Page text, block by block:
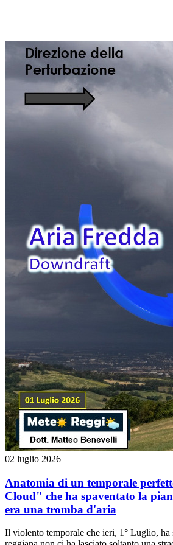
02 luglio 2026
Anatomia di un temporale
Cloud" che ha spaventato la
era una tromba d'aria
Il violento temporale che ieri, 1° Luglio, ha